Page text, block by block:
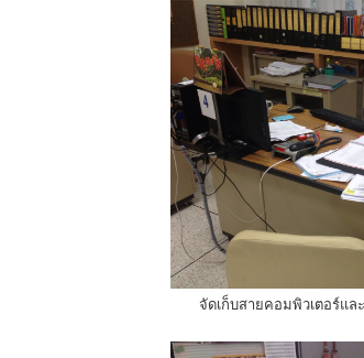
จัดเก็บสายคอมพิวเตอร์แ